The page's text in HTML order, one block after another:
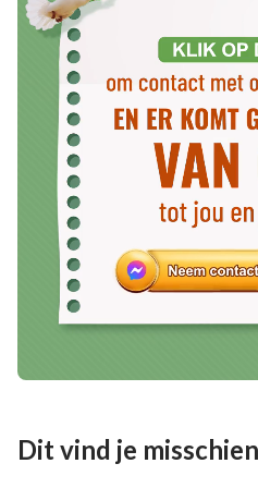
keerde God nadat de
vergeven terug in het vlees
nieuw tijdperk te leiden.
tuchtiging en oordeel,
hogere sfeer
Zijn heerschappij
waarheid genieten en een
Ze zullen echt in het licht
weg en het leven
We kunnen uit deze
de verlossing van de
kon ontsnappen aan
door de wetten. Zolang we
Dit vind je